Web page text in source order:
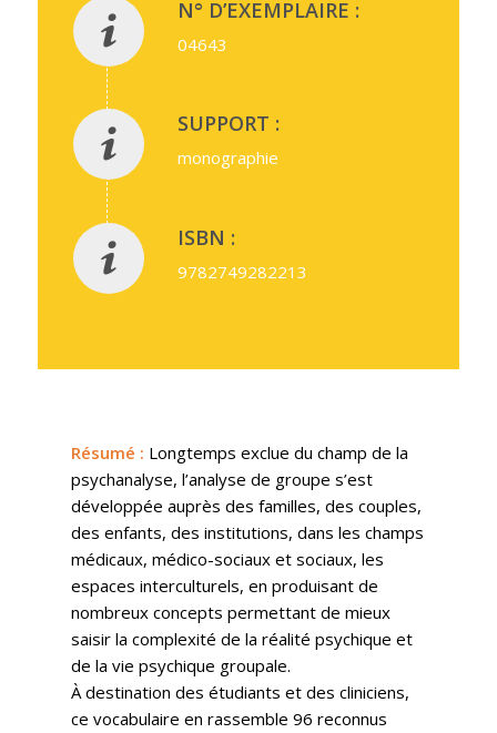
N° D’EXEMPLAIRE :
04643
SUPPORT :
monographie
ISBN :
9782749282213
Résumé : Longtemps exclue du champ de la
psychanalyse, l’analyse de groupe s’est
développée auprès des familles, des couples,
des enfants, des institutions, dans les champs
médicaux, médico-sociaux et sociaux, les
espaces interculturels, en produisant de
nombreux concepts permettant de mieux
saisir la complexité de la réalité psychique et
de la vie psychique groupale.
À destination des étudiants et des cliniciens,
ce vocabulaire en rassemble 96 reconnus